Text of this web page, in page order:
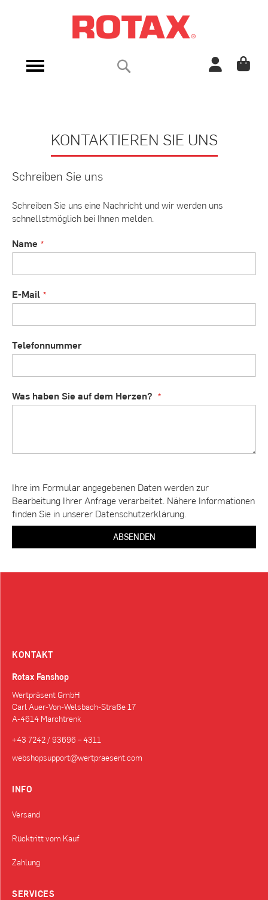
Navigation
KONTAKTIEREN SIE UNS
Schreiben Sie uns
Schreiben Sie uns eine Nachricht und wir werden uns
schnellstmöglich bei Ihnen melden.
Name
E-Mail
Telefonnummer
Was haben Sie auf dem Herzen?
Ihre im Formular angegebenen Daten werden zur
Bearbeitung Ihrer Anfrage verarbeitet. Nähere Informationen
finden Sie in unserer Datenschutzerklärung.
ABSENDEN
KONTAKT
Rotax Fanshop
Wertpräsent GmbH
Carl Auer-Von-Welsbach-Straße 17
A-4614 Marchtrenk
+43 7242 / 93696 – 4311
webshopsupport@wertpraesent.com
INFO
Versand
Rücktritt vom Kauf
Zahlung
SERVICES